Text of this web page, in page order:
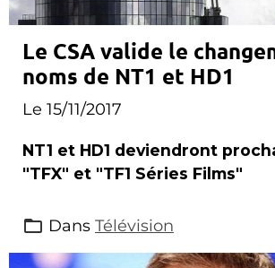
Le CSA valide le
noms de NT1 et HD1
Le 15/11/2017
NT1 et HD1 deviendront
"TFX" et "TF1 Séries Films"
Dans Télévision